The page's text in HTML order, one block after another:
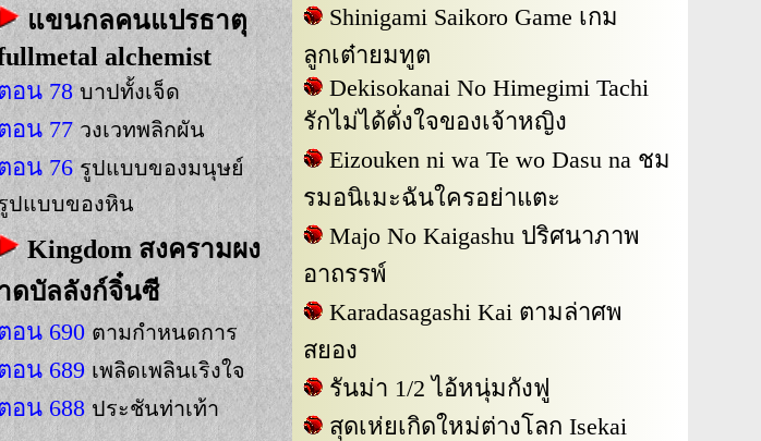
แขนกลคนแปรธาตุ
alchemist
อน 78 บาปทั้งเจ็ด
อน 77 วงเวทพลิกผัน
อน 76 รูปแบบของมนุษย์
ปแบบของหิน
Kingdom สงครามผง
ดบัลลังก์จิ๋นซี
อน 690 ตามกำหนดการ
อน 689 เพลิดเพลินเริงใจ
อน 688 ประชันท่าเท้า
Shinigami Saikoro Game เกม
ลูกเต๋ายมทูต
Dekisokanai No Himegimi Tachi
รักไม่ได้ดั่งใจของเจ้าหญิง
Eizouken ni wa Te wo Dasu na ชม
รมอนิเมะฉันใครอย่าแตะ
Majo No Kaigashu ปริศนาภาพ
อาถรรพ์
Karadasagashi Kai ตามล่าศพ
สยอง
รันม่า 1/2 ไอ้หนุ่มกังฟู
สุดเห่ยเกิดใหม่ต่างโลก Isekai